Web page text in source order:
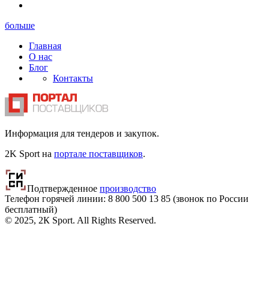
больше
Главная
О нас
Блог
Контакты
Информация для тендеров и закупок.
2K Sport на портале поставщиков.
Подтвержденное производство
Телефон горячей линии: 8 800 500 13 85 (звонок по России
бесплатный)
© 2025, 2К Sport. All Rights Reserved.